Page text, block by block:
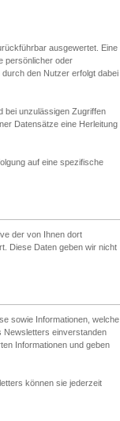
ausgewertet. Eine
persönlicher oder
den Nutzer erfolgt dabei
bei unzulässigen Zugriffen
Datensätze eine Herleitung
auf eine spezifische
der von Ihnen dort
Diese Daten geben wir nicht
sowie Informationen, welche
Newsletters einverstanden
Informationen und geben
können sie jederzeit